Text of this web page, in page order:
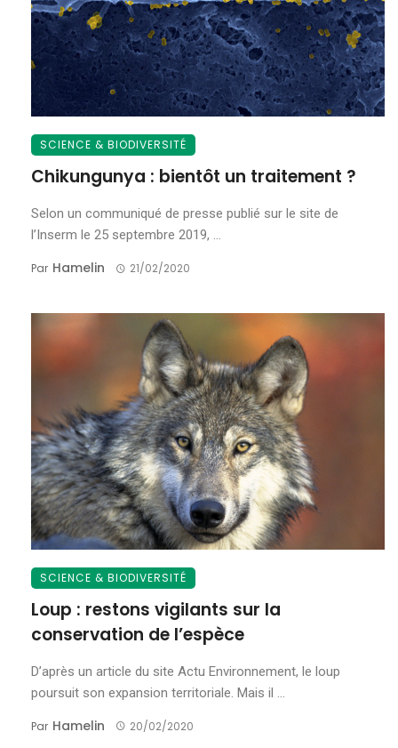
SCIENCE & BIODIVERSITÉ
Chikungunya : bientôt un traitement ?
Selon un communiqué de presse publié sur le site de
l’Inserm le 25 septembre 2019, ...
Par Hamelin 21/02/2020
SCIENCE & BIODIVERSITÉ
Loup : restons vigilants sur la
conservation de l’espèce
D’après un article du site Actu Environnement, le loup
poursuit son expansion territoriale. Mais il ...
Par Hamelin 20/02/2020